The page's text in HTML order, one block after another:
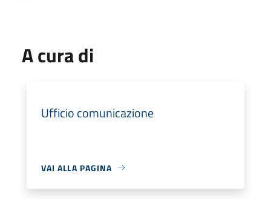
A cura di
Ufficio comunicazione
VAI ALLA PAGINA